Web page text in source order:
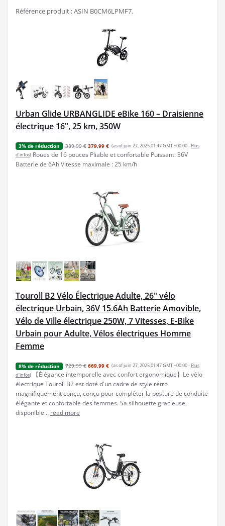
Référence produit : ASIN B0CM6LPMF7.
Urban Glide URBANGLIDE eBike 160 – Draisienne
électrique 16", 25 km, 350W
3% de réduction 389,99 € 379,99 € (as of juin 27, 2025 01:47 GMT +00:00 - Plus
d’infos) Roues de 16 pouces Pliable et confortable Puissant: 36V
Batterie de 6Ah Vitesse maximale : 25 km/h
Touroll B2 Vélo Électrique Adulte, 26" vélo
électrique Urbain, 36V 15.6Ah Batterie Amovible,
Vélo de Ville électrique 250W, 7 Vitesses, E-Bike
Urbain pour Adulte, Vélos électriques Homme
Femme
8% de réduction 729,99 € 669,99 € (as of juin 27, 2025 01:47 GMT +00:00 - Plus
d’infos)
【Élégance intemporelle avec confort ergonomique】Le vélo
électrique Touroll B2 est doté d'un cadre de style rétro
magnifiquement conçu, conçu pour compléter la posture de conduite
élégante et confortable des femmes. Sa silhouette gracieuse,
disponible... read more